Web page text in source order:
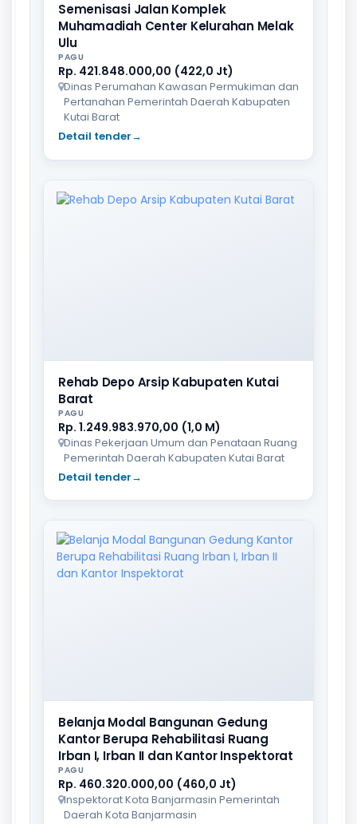
Semenisasi Jalan Komplek
Muhamadiah Center Kelurahan Melak
Ulu
PAGU
Rp. 421.848.000,00 (422,0 Jt)
Dinas Perumahan Kawasan Permukiman dan
Pertanahan Pemerintah Daerah Kabupaten
Kutai Barat
Detail tender→
Rehab Depo Arsip Kabupaten Kutai
Barat
PAGU
Rp. 1.249.983.970,00 (1,0 M)
Dinas Pekerjaan Umum dan Penataan Ruang
Pemerintah Daerah Kabupaten Kutai Barat
Detail tender→
Belanja Modal Bangunan Gedung
Kantor Berupa Rehabilitasi Ruang
Irban I, Irban II dan Kantor Inspektorat
PAGU
Rp. 460.320.000,00 (460,0 Jt)
Inspektorat Kota Banjarmasin Pemerintah
Daerah Kota Banjarmasin